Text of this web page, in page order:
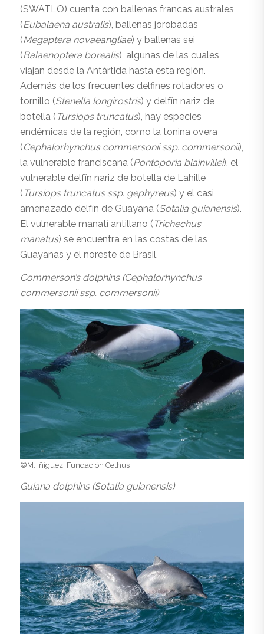
(SWATLO) cuenta con ballenas francas australes
(Eubalaena australis), ballenas jorobadas
(Megaptera novaeangliae) y ballenas sei
(Balaenoptera borealis), algunas de las cuales
viajan desde la Antártida hasta esta región.
Además de los frecuentes delfines rotadores o
tornillo (Stenella longirostris) y delfín nariz de
botella ( Tursiops truncatus), hay especies
endémicas de la región, como la tonina overa
(Cephalorhynchus commersonii ssp. commersonii),
la vulnerable franciscana (Pontoporia blainvillei), el
vulnerable delfín nariz de botella de Lahille
( Tursiops truncatus ssp. gephyreus) y el casi
amenazado delfín de Guayana (Sotalia guianensis).
El vulnerable manatí antillano ( Trichechus
manatus) se encuentra en las costas de las
Guayanas y el noreste de Brasil.
Commerson’s dolphins (Cephalorhynchus
commersonii ssp. commersonii)
©M. Iñíguez, Fundación Cethus
Guiana dolphins (Sotalia guianensis)